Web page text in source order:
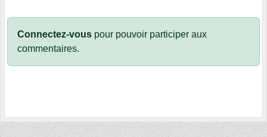
Connectez-vous pour pouvoir participer aux
commentaires.